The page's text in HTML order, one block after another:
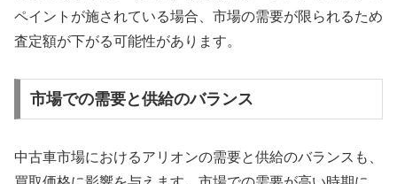
ペイントが施されている場合、市場の需要が限られるため
査定額が下がる可能性があります。
市場での需要と供給のバランス
中古車市場におけるアリオンの需要と供給のバランスも、